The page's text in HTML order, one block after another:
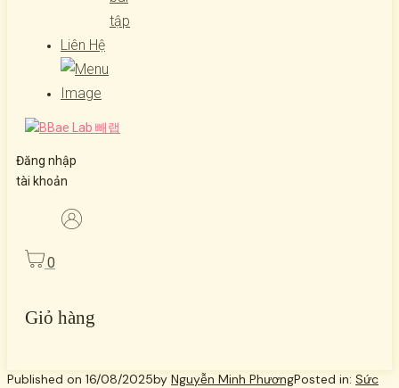
tập
Liên Hệ
Đăng nhập
tài khoản
0
Giỏ hàng
Published on 16/08/2025by Nguyễn Minh PhươngPosted in: Sức